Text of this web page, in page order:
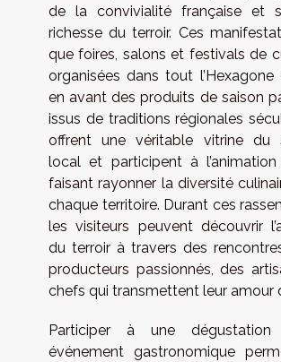
de la convivialité française et
richesse du terroir. Ces
que foires, salons et festivals de
organisées dans tout
en avant des produits de saison
issus de traditions régionales
offrent une véritable vitrine du
local et participent à
faisant rayonner la diversité
chaque territoire. Durant ces
les visiteurs peuvent découvrir
du terroir à travers des
producteurs passionnés, des
chefs qui transmettent leur amour
Participer à une dégustation
événement gastronomique